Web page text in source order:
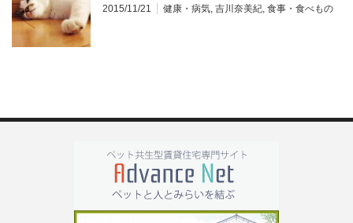
2015/11/21 健康・病気 吉川奈美紀 食事・食べもの